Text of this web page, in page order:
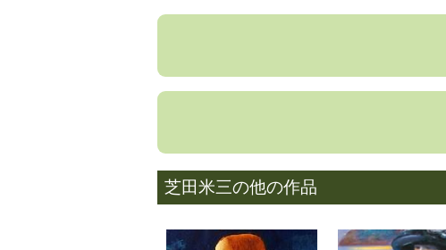
芝田米三の他の作品